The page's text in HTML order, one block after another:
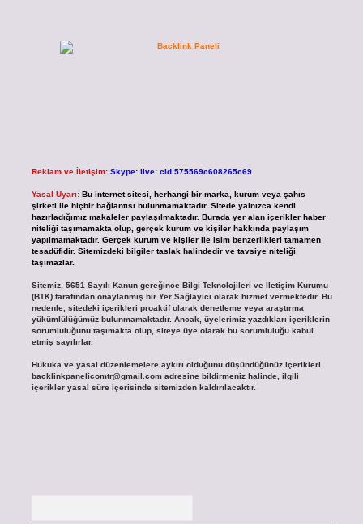
Reklam ve İletişim: Skype: live:.cid.575569c608265c69
Yasal Uyarı: Bu internet sitesi, herhangi bir marka, kurum veya şahıs
şirketi ile hiçbir bağlantısı bulunmamaktadır. Sitede yalnızca kendi
hazırladığımız makaleler paylaşılmaktadır. Burada yer alan içerikler haber
niteliği taşımamakta olup, gerçek kurum ve kişiler hakkında paylaşım
yapılmamaktadır. Gerçek kurum ve kişiler ile isim benzerlikleri tamamen
tesadüfidir. Sitemizdeki bilgiler taslak halindedir ve tavsiye niteliği
taşımazlar.
Sitemiz, 5651 Sayılı Kanun gereğince Bilgi Teknolojileri ve İletişim Kurumu
(BTK) tarafından onaylanmış bir Yer Sağlayıcı olarak hizmet vermektedir. Bu
nedenle, sitedeki içerikleri proaktif olarak denetleme veya araştırma
yükümlülüğümüz bulunmamaktadır. Ancak, üyelerimiz yazdıkları içeriklerin
sorumluluğunu taşımakta olup, siteye üye olarak bu sorumluluğu kabul
etmiş sayılırlar.
Hukuka ve yasal düzenlemelere aykırı olduğunu düşündüğünüz içerikleri,
backlinkpanelicomtr@gmail.comadresine bildirmeniz halinde, ilgili
içerikler yasal süre içerisinde sitemizden kaldırılacaktır.